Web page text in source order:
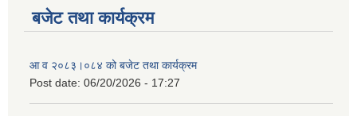
बजेट तथा कार्यक्रम
आ व २०८३।०८४ को बजेट तथा कार्यक्रम
Post date: 06/20/2026 - 17:27